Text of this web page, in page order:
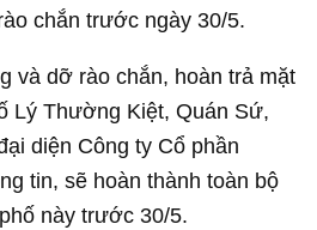
chắn trước ngày 30/5.
và dỡ rào chắn, hoàn trả mặt
Lý Thường Kiệt, Quán Sứ,
diện Công ty Cổ phần
tin, sẽ hoàn thành toàn bộ
này trước 30/5.